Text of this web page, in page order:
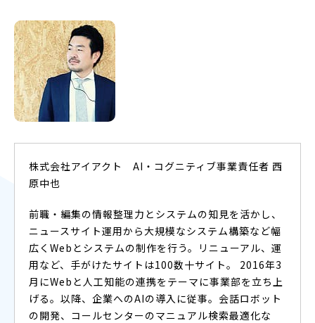
株式会社アイアクト AI・コグニティブ事業責任者 西
原中也
前職・編集の情報整理力とシステムの知見を活かし、
ニュースサイト運用から大規模なシステム構築など幅
広くWebとシステムの制作を行う。リニューアル、運
用など、手がけたサイトは100数十サイト。 2016年3
月にWebと人工知能の連携をテーマに事業部を立ち上
げる。以降、企業へのAIの導入に従事。会話ロボット
の開発、コールセンターのマニュアル検索最適化な